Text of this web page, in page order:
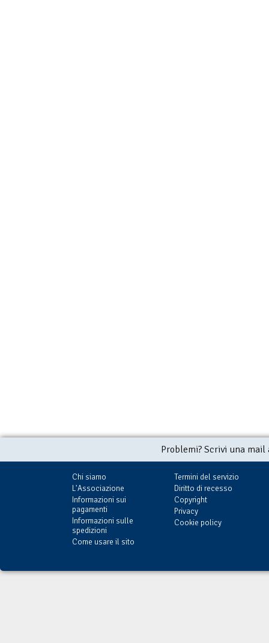
Problemi? Scrivi una
Chi siamo
L'Associazione
Informazioni sui
pagamenti
Informazioni sulle
spedizioni
Come usare il sito
Termini del servizio
Diritto di recesso
Copyright
Privacy
Cookie policy